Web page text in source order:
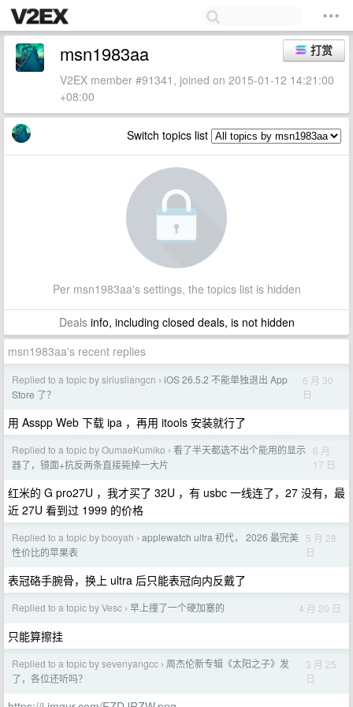
打赏
msn1983aa
V2EX member #91341, joined on 2015-01-12 14:21:00
+08:00
Switch topics list
Per msn1983aa's settings, the topics list is hidden
Dealsinfo, including closed deals, is not hidden
msn1983aa's recent replies
Replied to a topic by siriusliangcn › iOS 26.5.2 不能单独退出 App
Store 了？
6 月 30
日
用 Asspp Web 下载 ipa ，再用 itools 安装就行了
Replied to a topic by OumaeKumiko › 看了半天都选不出个能用的显示
器了，镜面+抗反两条直接毙掉一大片
6 月
17 日
红米的 G pro27U ，我才买了 32U ，有 usbc 一线连了，27 没有，最
近 27U 看到过 1999 的价格
Replied to a topic by booyah › applewatch ultra 初代， 2026 最完美
性价比的苹果表
5 月 28
日
表冠硌手腕骨，换上 ultra 后只能表冠向内反戴了
Replied to a topic by Vesc › 早上撞了一个硬加塞的 4 月 20 日
只能算擦挂
Replied to a topic by sevenyangcc › 周杰伦新专辑《太阳之子》发
了，各位还听吗？
3 月 25
日